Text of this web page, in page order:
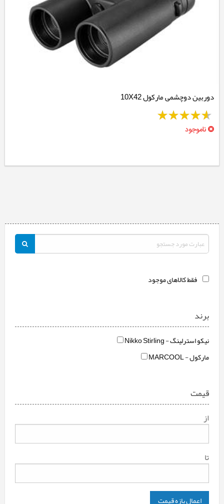
دوربین دوچشمی مارکول 10X42
ناموجود
فقط کالاهای موجود
برند
نیکو استرلینگ - Nikko Stirling
مارکول - MARCOOL
قیمت
از
تا
اعمال بازه قیمت